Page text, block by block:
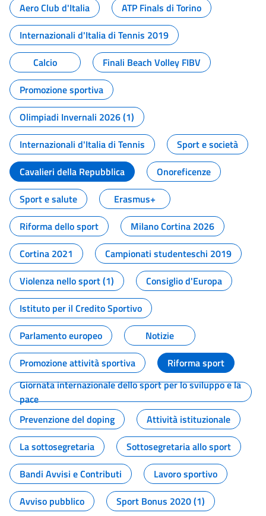
Aero Club d'Italia
ATP Finals di Torino
Internazionali d'Italia di Tennis 2019
Calcio
Finali Beach Volley FIBV
Promozione sportiva
Olimpiadi Invernali 2026 (1)
Internazionali d'Italia di Tennis
Sport e società
Cavalieri della Repubblica
Onoreficenze
Sport e salute
Erasmus+
Riforma dello sport
Milano Cortina 2026
Cortina 2021
Campionati studenteschi 2019
Violenza nello sport (1)
Consiglio d'Europa
Istituto per il Credito Sportivo
Parlamento europeo
Notizie
Promozione attività sportiva
Riforma sport
Giornata internazionale dello sport per lo sviluppo e la
pace
Prevenzione del doping
Attività istituzionale
La sottosegretaria
Sottosegretaria allo sport
Bandi Avvisi e Contributi
Lavoro sportivo
Avviso pubblico
Sport Bonus 2020 (1)